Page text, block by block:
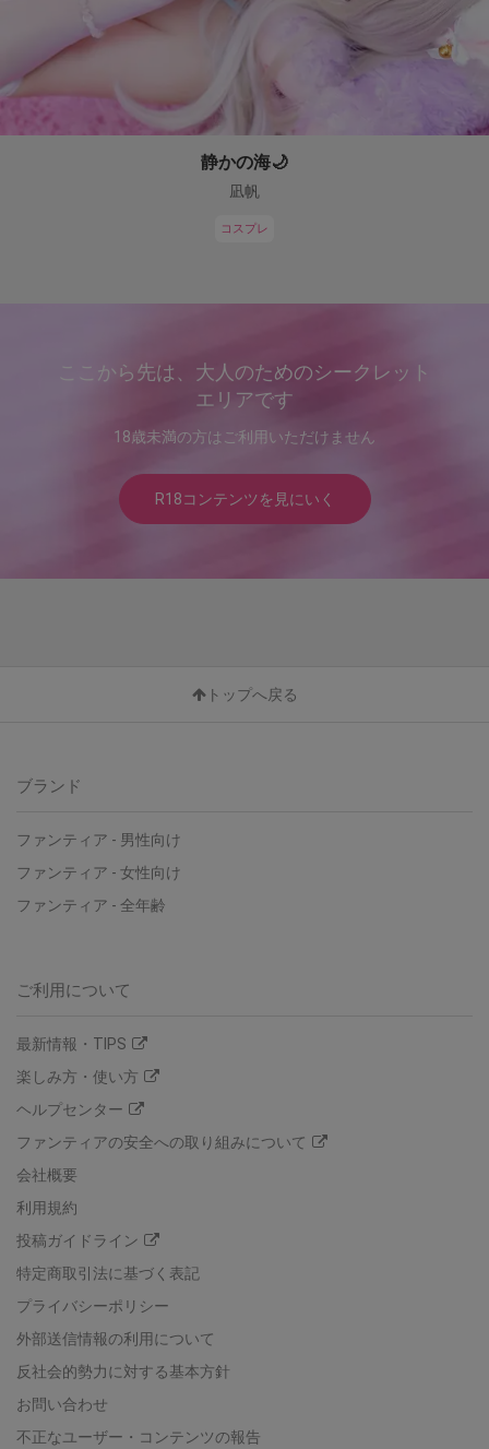
静かの海🌙
凪帆
コスプレ
ここから先は、大人のためのシークレット
エリアです
18歳未満の方はご利用いただけません
R18コンテンツを見にいく
トップへ戻る
ブランド
ファンティア - 男性向け
ファンティア - 女性向け
ファンティア - 全年齢
ご利用について
最新情報・TIPS
楽しみ方・使い方
ヘルプセンター
ファンティアの安全への取り組みについて
会社概要
利用規約
投稿ガイドライン
特定商取引法に基づく表記
プライバシーポリシー
外部送信情報の利用について
反社会的勢力に対する基本方針
お問い合わせ
不正なユーザー・コンテンツの報告